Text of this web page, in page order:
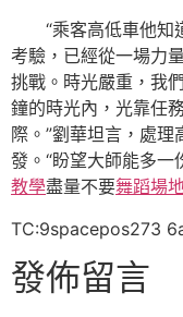
“乘客高低車他知
考驗，已經從一場力
挑戰。時光嚴重，我
鐘的時光內，光靠任
際。”劉華坦言，處
發。“盼望大師能多
教學盡量不要舞蹈場
TC:9spacepos273
發佈留言